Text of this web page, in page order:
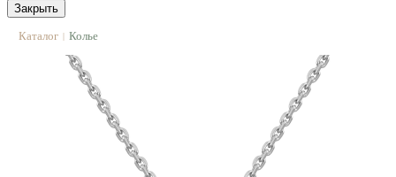
Закрыть
Каталог | Колье